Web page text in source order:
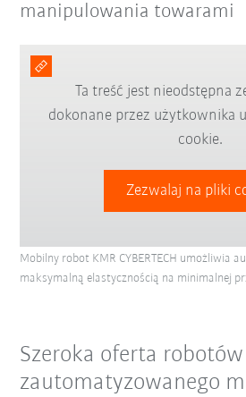
manipulowania towarami
Ta treść jest nieodstępna
dokonane przez użytkownika
cookie.
Zezwalaj na pliki
Mobilny robot KMR CYBERTECH umożliwia
maksymalną elastycznością na minimalnej
Szeroka oferta
zautomatyzowanego